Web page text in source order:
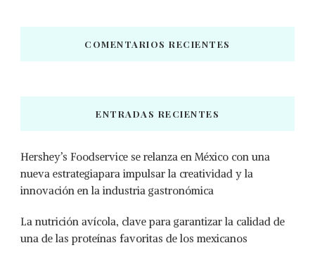
COMENTARIOS RECIENTES
ENTRADAS RECIENTES
Hershey’s Foodservice se relanza en México con una
nueva estrategiapara impulsar la creatividad y la
innovación en la industria gastronómica
La nutrición avícola, clave para garantizar la calidad de
una de las proteínas favoritas de los mexicanos